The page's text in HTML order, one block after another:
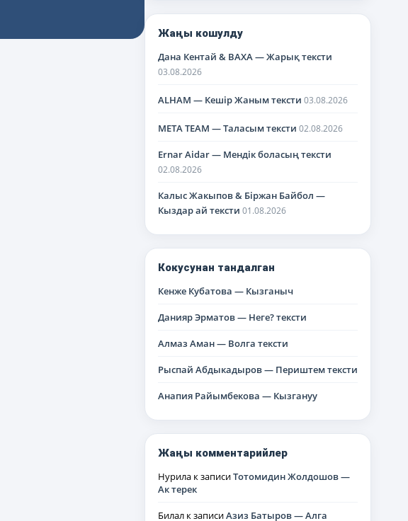
Жаңы кошулду
Дана Кентай & BAXA — Жарық тексти
03.08.2026
ALHAM — Кешір Жаным тексти 03.08.2026
META TEAM — Таласым тексти 02.08.2026
Ernar Aidar — Мендік боласың тексти
02.08.2026
Калыс Жакыпов & Біржан Байбол —
Кыздар ай тексти 01.08.2026
Кокусунан тандалган
Кенже Кубатова — Кызганыч
Данияр Эрматов — Неге? тексти
Алмаз Аман — Волга тексти
Рыспай Абдыкадыров — Периштем тексти
Анапия Райымбекова — Кызгануу
Жаңы комментарийлер
Нурила к записиТотомидин Жолдошов —
Ак терек
Билал к записиАзиз Батыров — Алга